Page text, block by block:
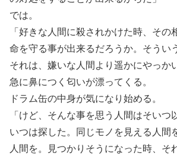
では。
「好きな人間に殺されかけた時、その
命を守る事が出来るだろうか。そうい
それは、嫌いな人間より遥かにやっか
急に鼻につく匂いが漂ってくる。
ドラム缶の中身が気になり始める。
「けど、そんな事を思う人間はそいつ
いつは探した。同じモノを見える人間
人間を。見つかりそうになった時、そ